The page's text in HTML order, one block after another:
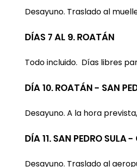
Desayuno. Traslado al
DÍAS 7 AL 9. ROATÁN
Todo incluido. Días libres
DÍA 10. ROATÁN - SAN
​Desayuno. A la hora
DÍA 11. SAN PEDRO SULA
Desayuno. Traslado al